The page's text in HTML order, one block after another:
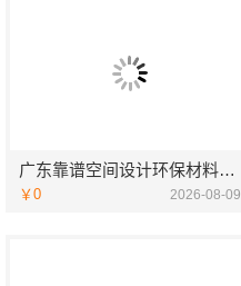
广东靠谱空间设计环保材料广东鼎饰空间装饰工程有限公司
￥0 2026-08-09